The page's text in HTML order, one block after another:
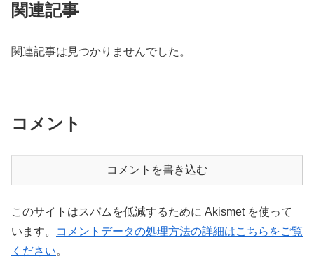
関連記事
関連記事は見つかりませんでした。
コメント
コメントを書き込む
このサイトはスパムを低減するために Akismet を使って
います。
コメントデータの処理方法の詳細はこちらをご覧
ください。